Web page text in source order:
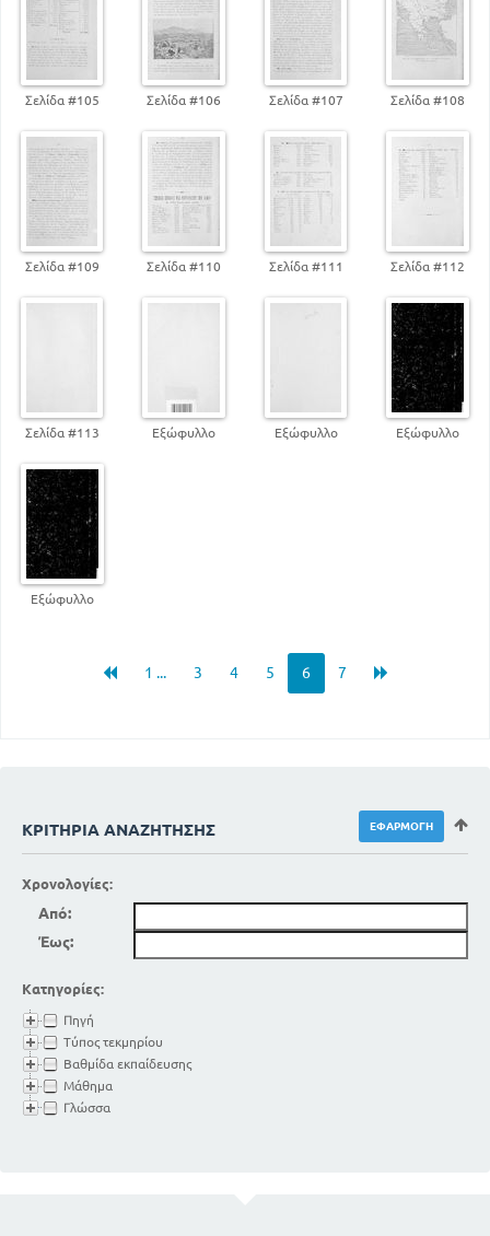
Σελίδα #105 Σελίδα #106 Σελίδα #107 Σελίδα #108
Σελίδα #109 Σελίδα #110 Σελίδα #111 Σελίδα #112
Σελίδα #113 Εξώφυλλο Εξώφυλλο Εξώφυλλο
Εξώφυλλο
1 ... 3 4 5 6 7
ΚΡΙΤΉΡΙΑ ΑΝΑΖΉΤΗΣΗΣ
Χρονολογίες:
Από:
Έως:
Κατηγορίες:
Πηγή
Τύπος τεκμηρίου
Βαθμίδα εκπαίδευσης
Μάθημα
Γλώσσα